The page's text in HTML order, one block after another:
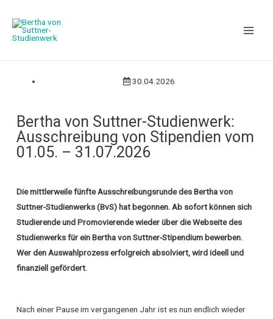
30.04.2026
Bertha von Suttner-Studienwerk:
Ausschreibung von Stipendien vom
01.05. – 31.07.2026
Die mittlerweile fünfte Ausschreibungsrunde des Bertha von
Suttner-Studienwerks (BvS) hat begonnen. Ab sofort können sich
Studierende und Promovierende wieder über die Webseite des
Studienwerks für ein Bertha von Suttner-Stipendium bewerben.
Wer den Auswahlprozess erfolgreich absolviert, wird ideell und
finanziell gefördert.
Nach einer Pause im vergangenen Jahr ist es nun endlich wieder